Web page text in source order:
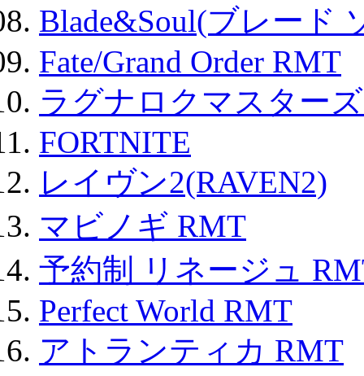
Blade&Soul(ブレード
Fate/Grand Order RMT
ラグナロクマスター
FORTNITE
レイヴン2(RAVEN2)
マビノギ RMT
予約制 リネージュ
Perfect World RMT
アトランティカ RMT